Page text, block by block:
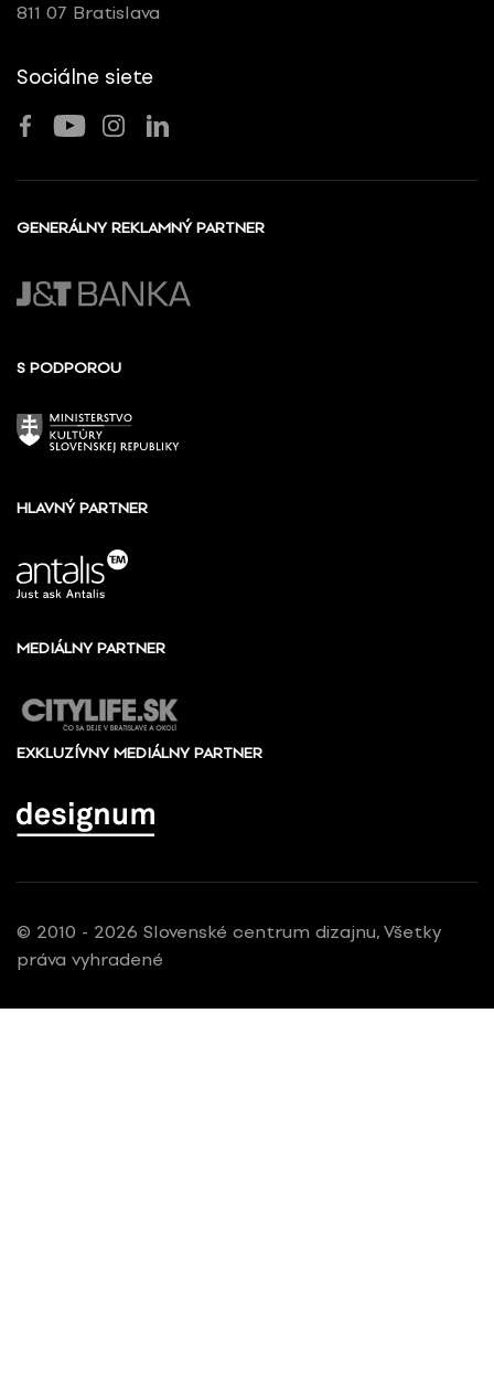
811 07 Bratislava
Sociálne siete
GENERÁLNY REKLAMNÝ PARTNER
S PODPOROU
HLAVNÝ PARTNER
MEDIÁLNY PARTNER
EXKLUZÍVNY MEDIÁLNY PARTNER
© 2010 - 2026 Slovenské centrum dizajnu, Všetky
práva vyhradené